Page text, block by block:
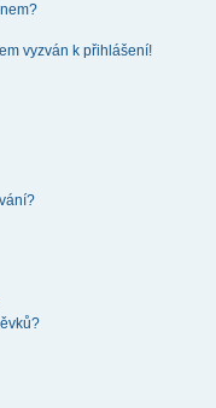
vyzván k přihlášení!